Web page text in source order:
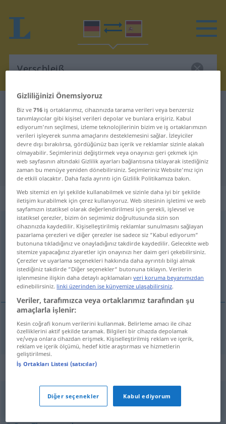
Almanca-İspanyolca sözlük Verschleiß
Almanca-İspanyolca sözlük
"Verschleiß"
"Verschleiß" İspanyolca çeviri
„Verschleiß“: Maskulinum
Verschleiß [fɛrˈʃlaɪs]m <Verschleißes>
Tüm çevirilere genel bakış
(Daha fazla ayrıntı için çeviriye tıklayın/dokunun)
desgaste
desgastem Verschleiß
Eşanlamlılar "Verschleiß"
,Verbrauch
Gizliliğinizi Önemsiyoruz
Biz ve716 iş ortaklarımız, cihazınızda tarama verileri veya benzersiz
tanımlayıcılar gibi kişisel verileri depolar ve bunlara erişiriz. Kabul
ediyorum'nın seçilmesi, izleme teknolojilerinin bizim ve iş ortaklarımızın
verileri işleyerek sunma amaçlarını desteklemesini sağlar. İzleyiciler
devre dışı bırakılırsa, gördüğünüz bazı içerik ve reklamlar sizinle alakalı
olmayabilir. Seçimlerinizi değiştirmek veya onayınızı geri çekmek için
web sayfasının altındaki Gizlilik ayarları bağlantısına tıklayarak istediğiniz
zaman bu menüye yeniden dönebilirsiniz. Seçimleriniz Website'mız için
de etkili olacaktır. Daha fazla ayrıntı için Gizlilik Politikamıza bakın.
Web sitemizi en iyi şekilde kullanabilmek ve sizinle daha iyi bir şekilde
iletişim kurabilmek için çerez kullanıyoruz. Web sitesinin işletimi ve web
sayfamızın istatiksel olarak değerlendirilmesi için gerekli, işlevsel ve
istatiksel çerezler, bizim ön seçimimiz doğrultusunda sizin son
cihazınızda kaydedilir. Kişiselleştirilmiş reklamlar sunulmasını sağlayan
pazarlama çerezleri ve diğer çerezler ise sadece siz “Kabul ediyorum“
butonuna tıkladığınız ve onayladığınız takdirde kaydedilir. Gelecekte web
sitemize yapacağınız ziyaretler için onayınızı her daim geri çekebilirsiniz.
Çerezler ve uyarlama seçenekleri hakkında daha ayrıntılı bilgi almak
istediğiniz takdirde “Diğer seçenekler“ butonuna tıklayın. Verilerin
işlenmesine ilişkin daha detaylı açıklamalarıveri koruma beyanımızdan
edinebilirsiniz. linki üzerinden ise künyemize ulaşabilirsiniz.
Veriler, tarafımızca veya ortaklarımız tarafından şu
amaçlarla işlenir:
Kesin coğrafi konum verilerini kullanmak. Belirleme amacı ile cihaz
özelliklerini aktif şekilde taramak. Bilgileri bir cihazda depolamak
ve/veya onlara cihazdan erişmek. Kişiselleştirilmiş reklam ve içerik,
reklam ve içerik ölçümü, hedef kitle araştırması ve hizmetlerin
geliştirilmesi.
İş Ortakları Listesi (satıcılar)
Diğer seçenekler Kabul ediyorum